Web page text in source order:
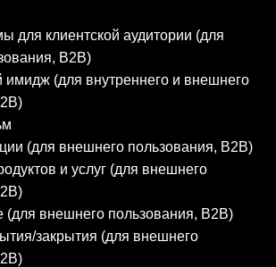
для клиентской аудитории (для
В2В)
имидж (для внутреннего и внешнего
(для внешнего пользования, В2В)
и услуг (для внешнего
(для внешнего пользования, В2В)
закрытия (для внешнего